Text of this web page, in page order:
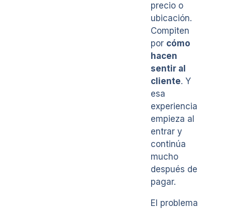
precio o
ubicación.
Compiten
por cómo
hacen
sentir al
cliente. Y
esa
experiencia
empieza al
entrar y
continúa
mucho
después de
pagar.
El problema